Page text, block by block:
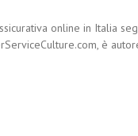
online in Italia
è